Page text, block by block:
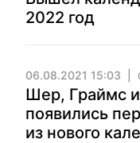
2022 год
06.08.2021 15:03
Шер, Граймс
появились
из нового